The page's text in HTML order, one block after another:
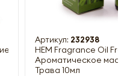
Мандарин 20шт
Артикул: 232938
HEM Fragrance Oil Fresh Grass
Ароматическое
Трава 10мл